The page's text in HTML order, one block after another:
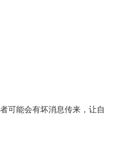
能会有坏消息传来，让自